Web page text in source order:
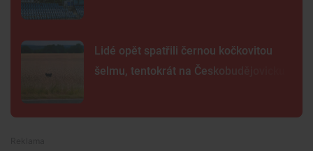
Lidé opět spatřili černou kočkovitou
šelmu, tentokrát na Českobudějovicku